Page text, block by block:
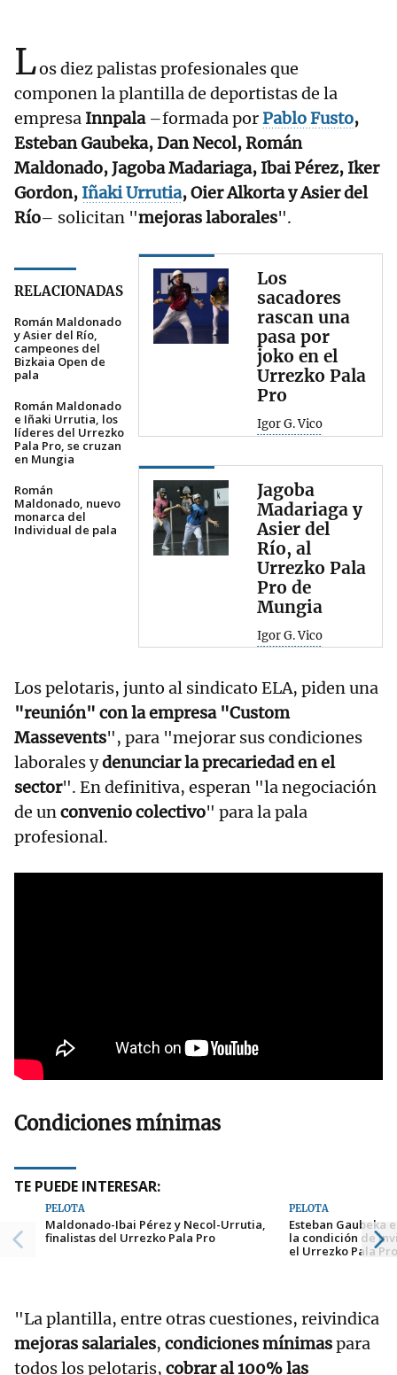
Los diez palistas profesionales que
componen la plantilla de deportistas de la
empresa Innpala –formada porPablo Fusto,
Esteban Gaubeka, Dan Necol, Román
Maldonado, Jagoba Madariaga, Ibai Pérez, Iker
Gordon, Iñaki Urrutia, Oier Alkorta y Asier del
Río– solicitan "mejoras laborales".
RELACIONADAS
Román Maldonado
y Asier del Río,
campeones del
Bizkaia Open de
pala
Román Maldonado
e Iñaki Urrutia, los
líderes del Urrezko
Pala Pro, se cruzan
en Mungia
Román
Maldonado, nuevo
monarca del
Individual de pala
Los
sacadores
rascan una
pasa por
joko en el
Urrezko Pala
Pro
Igor G. Vico
Jagoba
Madariaga y
Asier del
Río, al
Urrezko Pala
Pro de
Mungia
Igor G. Vico
Los pelotaris, junto al sindicato ELA, piden una
"reunión" con la empresa "Custom
Massevents", para "mejorar sus condiciones
laborales ydenunciar la precariedad en el
sector". En definitiva, esperan "la negociación
de unconvenio colectivo" para la pala
profesional.
Condiciones mínimas
TE PUEDE INTERESAR:
PELOTA
Maldonado-Ibai Pérez y Necol-Urrutia,
finalistas del Urrezko Pala Pro
PELOTA
Esteban Gaubeka
la condición de
el Urrezko Pala
"La plantilla, entre otras cuestiones, reivindica
mejoras salariales, condiciones mínimaspara
todos los pelotaris, cobrar al 100% las